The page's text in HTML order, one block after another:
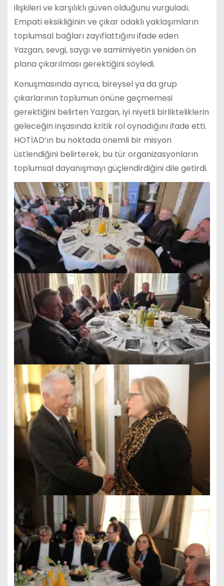
ilişkileri ve karşılıklı güven olduğunu vurguladı.
Empati eksikliğinin ve çıkar odaklı yaklaşımların
toplumsal bağları zayıflattığını ifade eden
Yazgan, sevgi, saygı ve samimiyetin yeniden ön
plana çıkarılması gerektiğini söyledi.
Konuşmasında ayrıca, bireysel ya da grup
çıkarlarının toplumun önüne geçmemesi
gerektiğini belirten Yazgan, iyi niyetli birlikteliklerin
geleceğin inşasında kritik rol oynadığını ifade etti.
HOTİAD’ın bu noktada önemli bir misyon
üstlendiğini belirterek, bu tür organizasyonların
toplumsal dayanışmayı güçlendirdiğini dile getirdi.